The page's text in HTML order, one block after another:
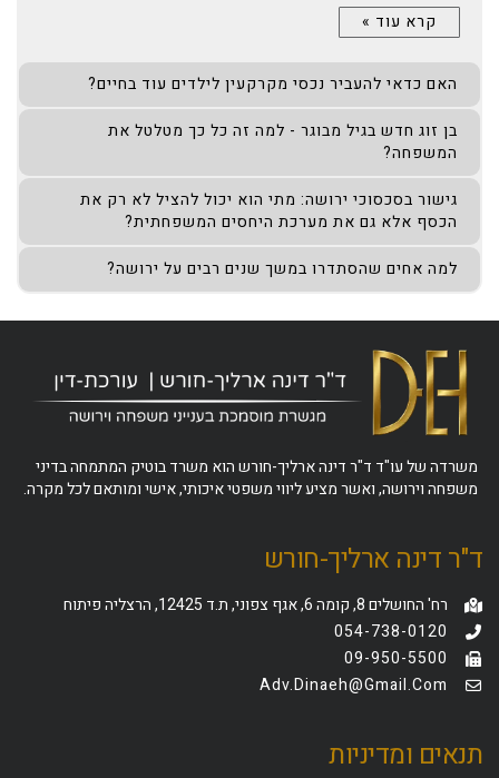
קרא עוד »
האם כדאי להעביר נכסי מקרקעין לילדים עוד בחיים?
בן זוג חדש בגיל מבוגר - למה זה כל כך מטלטל את
המשפחה?
גישור בסכסוכי ירושה: מתי הוא יכול להציל לא רק את
הכסף אלא גם את מערכת היחסים המשפחתית?
למה אחים שהסתדרו במשך שנים רבים על ירושה?
משרדה של עו"ד ד"ר דינה ארליך-חורש הוא משרד בוטיק המתמחה בדיני
משפחה וירושה, ואשר מציע ליווי משפטי איכותי, אישי ומותאם לכל מקרה.
ד"ר דינה ארליך-חורש
רח' החושלים 8, קומה 6, אגף צפוני, ת.ד 12425, הרצליה פיתוח
054-738-0120
09-950-5500
Adv.dinaeh@gmail.com
תנאים ומדיניות